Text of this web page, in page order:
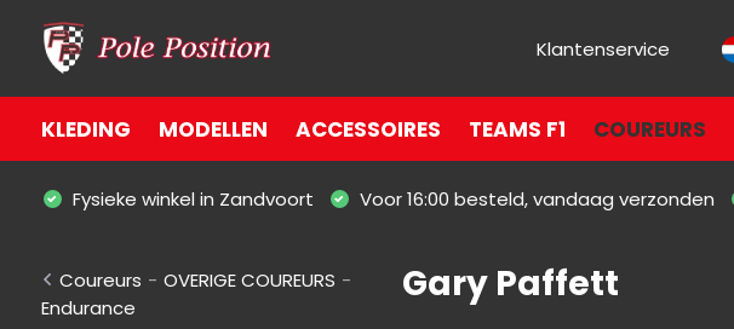
Klantenservice
KLEDING MODELLEN ACCESSOIRES TEAMS F1 COUREURS
Fysieke winkel in Zandvoort Voor 16:00 besteld, vandaag verzonden
Coureurs - OVERIGE COUREURS -
Endurance
Gary Paffett